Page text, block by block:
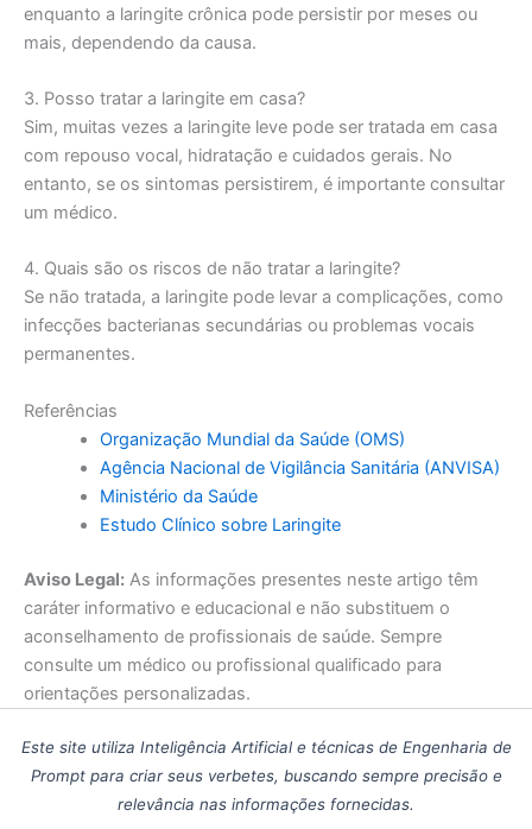
enquanto a laringite crônica pode persistir por meses ou
mais, dependendo da causa.
3. Posso tratar a laringite em casa?
Sim, muitas vezes a laringite leve pode ser tratada em casa
com repouso vocal, hidratação e cuidados gerais. No
entanto, se os sintomas persistirem, é importante consultar
um médico.
4. Quais são os riscos de não tratar a laringite?
Se não tratada, a laringite pode levar a complicações, como
infecções bacterianas secundárias ou problemas vocais
permanentes.
Referências
Organização Mundial da Saúde (OMS)
Agência Nacional de Vigilância Sanitária (ANVISA)
Ministério da Saúde
Estudo Clínico sobre Laringite
Aviso Legal: As informações presentes neste artigo têm
caráter informativo e educacional e não substituem o
aconselhamento de profissionais de saúde. Sempre
consulte um médico ou profissional qualificado para
orientações personalizadas.
Este site utiliza Inteligência Artificial e técnicas de Engenharia de
Prompt para criar seus verbetes, buscando sempre precisão e
relevância nas informações fornecidas.